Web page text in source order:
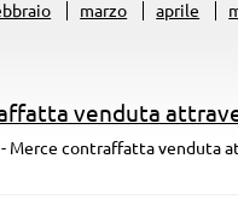
marzo aprile
venduta
- Merce contraffatta venduta